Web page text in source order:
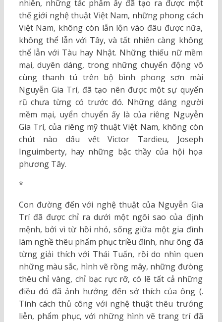
nhiên, những tác phẩm ấy đã tạo ra được một
thế giới nghệ thuật Việt Nam, những phong cách
Việt Nam, không còn lẫn lộn vào đâu được nữa,
không thể lẫn với Tây, và tất nhiên càng không
thể lẫn với Tàu hay Nhật. Những thiếu nữ mềm
mại, duyên dáng, trong những chuyển động vô
cùng thanh tú trên bộ bình phong sơn mài
Nguyễn Gia Trí, đã tạo nên được một sự quyến
rũ chưa từng có trước đó. Những dáng người
mềm mại, uyển chuyển ấy là của riêng Nguyễn
Gia Trí, của riêng mỹ thuật Việt Nam, không còn
chút nào dấu vết Victor Tardieu, Joseph
Inguimberty, hay những bậc thầy của hội họa
phương Tây.
*
Con đường đến với nghệ thuật của Nguyễn Gia
Trí đã được chỉ ra dưới một ngôi sao của định
mệnh, bởi vì từ hồi nhỏ, sống giữa một gia đình
làm nghề thêu phẩm phục triều đình, như ông đã
từng giải thích với Thái Tuấn, rồi do nhìn quen
những màu sắc, hình vẽ rồng mây, những đưòng
thêu chỉ vàng, chỉ bạc rực rỡ, có lẽ tất cả những
điều đó đã ảnh hưởng đến sở thích của ông (.
Tính cách thủ công với nghệ thuật thêu trướng
liễn, phẩm phục, với những hình vẽ trang trí đã